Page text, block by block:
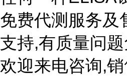
免费代测服务及
支持,有质量问
欢迎来电咨询,